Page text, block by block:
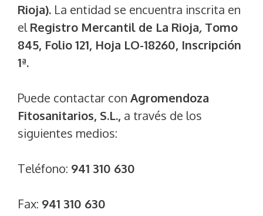
Rioja). La entidad se encuentra inscrita en
elRegistro Mercantil de La Rioja, Tomo
845, Folio 121, Hoja LO-18260, Inscripción
1ª.
Puede contactar con Agromendoza
Fitosanitarios, S.L., a través de los
siguientes medios:
Teléfono: 941 310 630
Fax: 941 310 630